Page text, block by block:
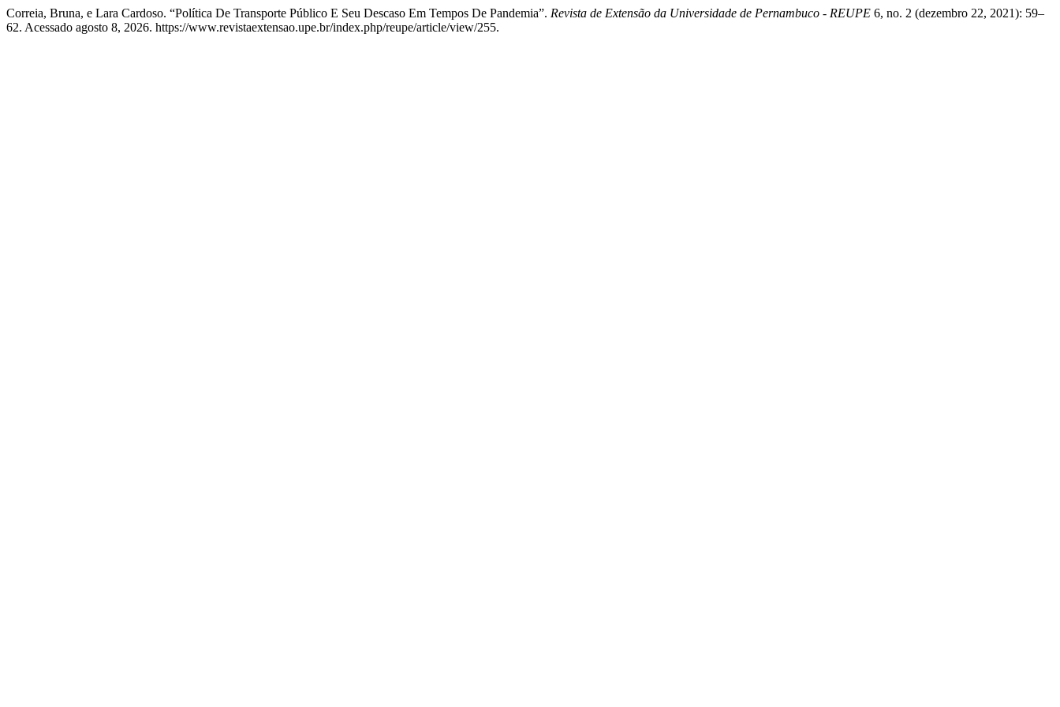
Correia, Bruna, e Lara Cardoso. “Política De Transporte Público E Seu Descaso Em Tempos De Pandemia”. Revista de Extensão da Universidade de Pernambuco - REUPE 6, no. 2 (dezembro 22, 2021): 59–
62. Acessado agosto 8, 2026. https://www.revistaextensao.upe.br/index.php/reupe/article/view/255.